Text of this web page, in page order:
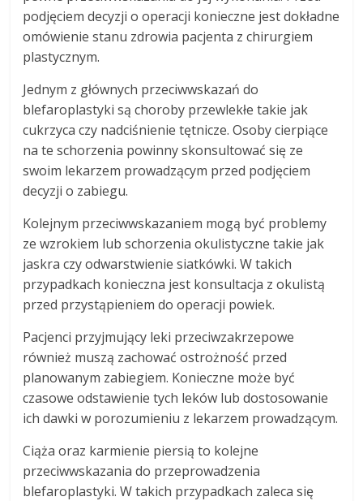
podjęciem decyzji o operacji konieczne jest dokładne
omówienie stanu zdrowia pacjenta z chirurgiem
plastycznym.
Jednym z głównych przeciwwskazań do
blefaroplastyki są choroby przewlekłe takie jak
cukrzyca czy nadciśnienie tętnicze. Osoby cierpiące
na te schorzenia powinny skonsultować się ze
swoim lekarzem prowadzącym przed podjęciem
decyzji o zabiegu.
Kolejnym przeciwwskazaniem mogą być problemy
ze wzrokiem lub schorzenia okulistyczne takie jak
jaskra czy odwarstwienie siatkówki. W takich
przypadkach konieczna jest konsultacja z okulistą
przed przystąpieniem do operacji powiek.
Pacjenci przyjmujący leki przeciwzakrzepowe
również muszą zachować ostrożność przed
planowanym zabiegiem. Konieczne może być
czasowe odstawienie tych leków lub dostosowanie
ich dawki w porozumieniu z lekarzem prowadzącym.
Ciąża oraz karmienie piersią to kolejne
przeciwwskazania do przeprowadzenia
blefaroplastyki. W takich przypadkach zaleca się